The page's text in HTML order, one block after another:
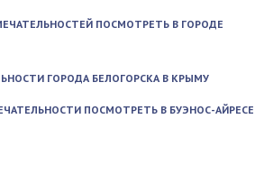
ПОСМОТРЕТЬ В ГОРОДЕ
ГОРОДА БЕЛОГОРСКА В КРЫМУ
ПОСМОТРЕТЬ В БУЭНОС-АЙРЕСЕ